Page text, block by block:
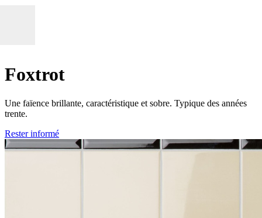
Foxtrot
Une faïence brillante, caractéristique et sobre. Typique des années
trente.
Rester informé